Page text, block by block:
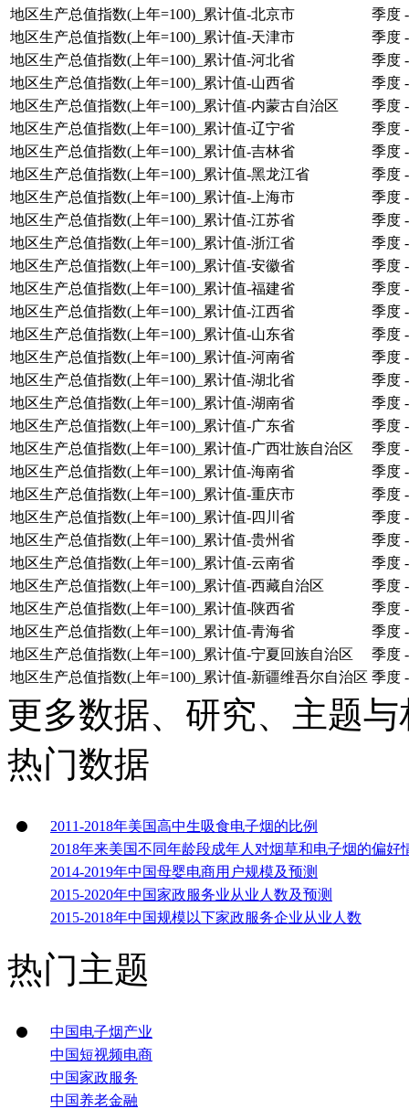
地区生产总值指数(上年=100)_累计值-北京市
季度 -
地区生产总值指数(上年=100)_累计值-天津市
季度 -
地区生产总值指数(上年=100)_累计值-河北省
季度 -
地区生产总值指数(上年=100)_累计值-山西省
季度 -
地区生产总值指数(上年=100)_累计值-内蒙古自治区
季度 -
地区生产总值指数(上年=100)_累计值-辽宁省
季度 -
地区生产总值指数(上年=100)_累计值-吉林省
季度 -
地区生产总值指数(上年=100)_累计值-黑龙江省
季度 -
地区生产总值指数(上年=100)_累计值-上海市
季度 -
地区生产总值指数(上年=100)_累计值-江苏省
季度 -
地区生产总值指数(上年=100)_累计值-浙江省
季度 -
地区生产总值指数(上年=100)_累计值-安徽省
季度 -
地区生产总值指数(上年=100)_累计值-福建省
季度 -
地区生产总值指数(上年=100)_累计值-江西省
季度 -
地区生产总值指数(上年=100)_累计值-山东省
季度 -
地区生产总值指数(上年=100)_累计值-河南省
季度 -
地区生产总值指数(上年=100)_累计值-湖北省
季度 -
地区生产总值指数(上年=100)_累计值-湖南省
季度 -
地区生产总值指数(上年=100)_累计值-广东省
季度 -
地区生产总值指数(上年=100)_累计值-广西壮族自治区
季度 -
地区生产总值指数(上年=100)_累计值-海南省
季度 -
地区生产总值指数(上年=100)_累计值-重庆市
季度 -
地区生产总值指数(上年=100)_累计值-四川省
季度 -
地区生产总值指数(上年=100)_累计值-贵州省
季度 -
地区生产总值指数(上年=100)_累计值-云南省
季度 -
地区生产总值指数(上年=100)_累计值-西藏自治区
季度 -
地区生产总值指数(上年=100)_累计值-陕西省
季度 -
地区生产总值指数(上年=100)_累计值-青海省
季度 -
地区生产总值指数(上年=100)_累计值-宁夏回族自治区
季度 -
地区生产总值指数(上年=100)_累计值-新疆维吾尔自治区 季度 -
更多数据、研究、主题
热门数据
2011-2018年美国高中生吸食电子烟的比例
2018年来美国不同年龄段成年人对烟草和电子烟的偏好
2014-2019年中国母婴电商用户规模及预测
2015-2020年中国家政服务业从业人数及预测
2015-2018年中国规模以下家政服务企业从业人数
热门主题
中国电子烟产业
中国短视频电商
中国家政服务
中国养老金融